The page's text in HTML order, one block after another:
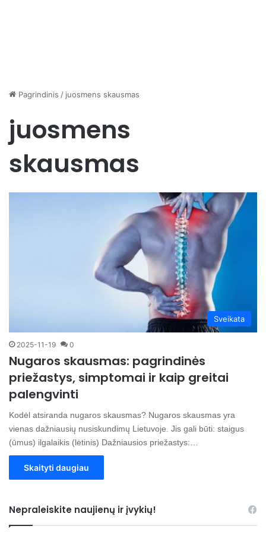
Pagrindinis / juosmens skausmas
juosmens
skausmas
Sveikata
2025-11-19 0
Nugaros skausmas: pagrindinės
priežastys, simptomai ir kaip greitai
palengvinti
Kodėl atsiranda nugaros skausmas? Nugaros skausmas yra
vienas dažniausių nusiskundimų Lietuvoje. Jis gali būti: staigus
(ūmus) ilgalaikis (lėtinis) Dažniausios priežastys:…
Skaityti daugiau
Nepraleiskite naujienų ir įvykių!